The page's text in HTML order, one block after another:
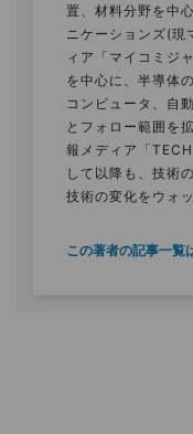
置、材料分野を中
ニケーションズ(現
ィア「マイコミジ
を中心に、半導体
コンピュータ、自
とフォロー範囲を
報メディア「
して以降も、技術
技術の変化をウォ
この著者の記事一覧